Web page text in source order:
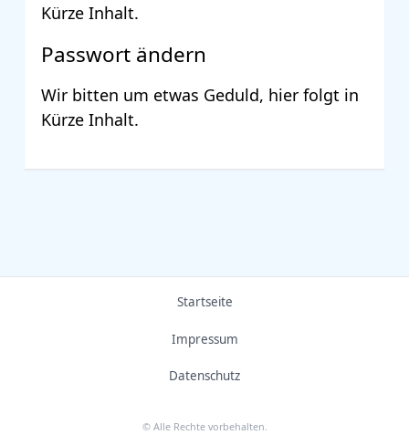
Kürze Inhalt.
Passwort ändern
Wir bitten um etwas Geduld, hier folgt in
Kürze Inhalt.
Startseite
Impressum
Datenschutz
© Alle Rechte vorbehalten.